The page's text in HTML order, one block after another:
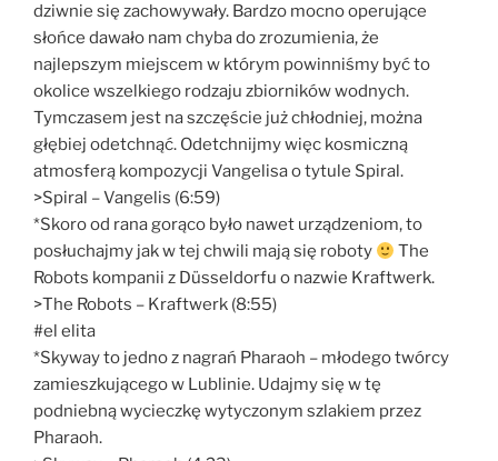
dziwnie się zachowywały. Bardzo mocno operujące
słońce dawało nam chyba do zrozumienia, że
najlepszym miejscem w którym powinniśmy być to
okolice wszelkiego rodzaju zbiorników wodnych.
Tymczasem jest na szczęście już chłodniej, można
głębiej odetchnąć. Odetchnijmy więc kosmiczną
atmosferą kompozycji Vangelisa o tytule Spiral.
>Spiral – Vangelis (6:59)
*Skoro od rana gorąco było nawet urządzeniom, to
posłuchajmy jak w tej chwili mają się roboty
The
Robots kompanii z Düsseldorfu o nazwie Kraftwerk.
>The Robots – Kraftwerk (8:55)
#el elita
*Skyway to jedno z nagrań Pharaoh – młodego twórcy
zamieszkującego w Lublinie. Udajmy się w tę
podniebną wycieczkę wytyczonym szlakiem przez
Pharaoh.